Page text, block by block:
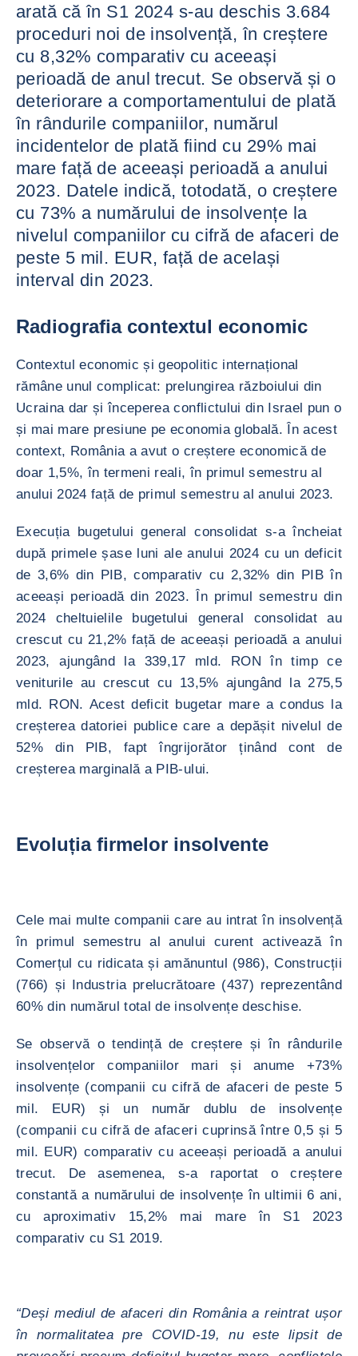
arată că în S1 2024 s-au deschis 3.684
proceduri noi de insolvență, în creștere
cu 8,32% comparativ cu aceeași
perioadă de anul trecut. Se observă și o
deteriorare a comportamentului de plată
în rândurile companiilor, numărul
incidentelor de plată fiind cu 29% mai
mare față de aceeași perioadă a anului
2023. Datele indică, totodată, o creștere
cu 73% a numărului de insolvențe la
nivelul companiilor cu cifră de afaceri de
peste 5 mil. EUR, față de același
interval din 2023.
Radiografia contextul economic
Contextul economic și geopolitic internațional
rămâne unul complicat: prelungirea războiului din
Ucraina dar și începerea conflictului din Israel pun o
și mai mare presiune pe economia globală. În acest
context, România a avut o creștere economică de
doar 1,5%, în termeni reali, în primul semestru al
anului 2024 față de primul semestru al anului 2023.
Execuția bugetului general consolidat s-a încheiat
după primele șase luni ale anului 2024 cu un deficit
de 3,6% din PIB, comparativ cu 2,32% din PIB în
aceeași perioadă din 2023. În primul semestru din
2024 cheltuielile bugetului general consolidat au
crescut cu 21,2% față de aceeași perioadă a anului
2023, ajungând la 339,17 mld. RON în timp ce
veniturile au crescut cu 13,5% ajungând la 275,5
mld. RON. Acest deficit bugetar mare a condus la
creșterea datoriei publice care a depășit nivelul de
52% din PIB, fapt îngrijorător ținând cont de
creșterea marginală a PIB-ului.
Evoluția firmelor insolvente
Cele mai multe companii care au intrat în insolvență
în primul semestru al anului curent activează în
Comerțul cu ridicata și amănuntul (986), Construcții
(766) și Industria prelucrătoare (437) reprezentând
60% din numărul total de insolvențe deschise.
Se observă o tendință de creștere și în rândurile
insolvențelor companiilor mari și anume +73%
insolvențe (companii cu cifră de afaceri de peste 5
mil. EUR) și un număr dublu de insolvențe
(companii cu cifră de afaceri cuprinsă între 0,5 și 5
mil. EUR) comparativ cu aceeași perioadă a anului
trecut. De asemenea, s-a raportat o creștere
constantă a numărului de insolvențe în ultimii 6 ani,
cu aproximativ 15,2% mai mare în S1 2023
comparativ cu S1 2019.
“Deși mediul de afaceri din România a reintrat ușor
în normalitatea pre COVID-19, nu este lipsit de